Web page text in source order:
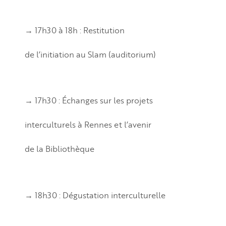
→ 17h30 à 18h : Restitution
de l’initiation au Slam (auditorium)
→ 17h30 : Échanges sur les projets
interculturels à Rennes et l’avenir
de la Bibliothèque
→ 18h30 : Dégustation interculturelle